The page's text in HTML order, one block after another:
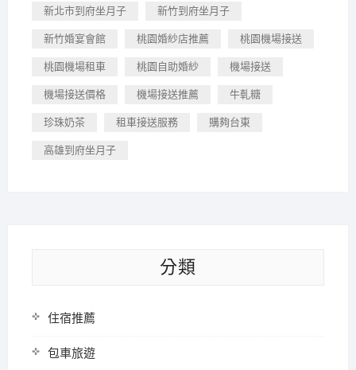
新北市到府坐月子 新竹到府坐月子
新竹婚宴會館 桃園婚紗店推薦 桃園機場接送
桃園機場租車 桃園自助婚紗 機場接送
機場接送價格 機場接送推薦 牛軋糖
珍珠奶茶 租車接送服務 購夠台東
高雄到府坐月子
分類
住宿推薦
包車旅遊